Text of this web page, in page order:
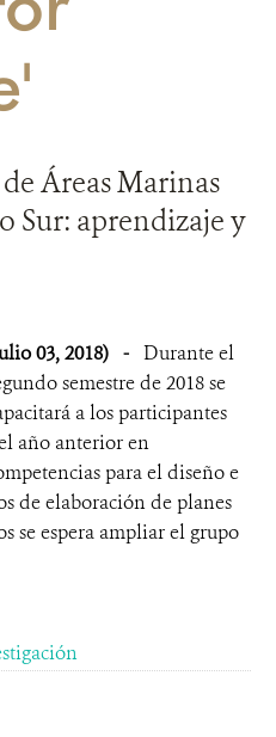
Áreas Marinas
Sur: aprendizaje y
03, 2018) - Durante el
semestre de 2018 se
a los participantes
año anterior en
para el diseño e
de elaboración de planes
se espera ampliar el grupo